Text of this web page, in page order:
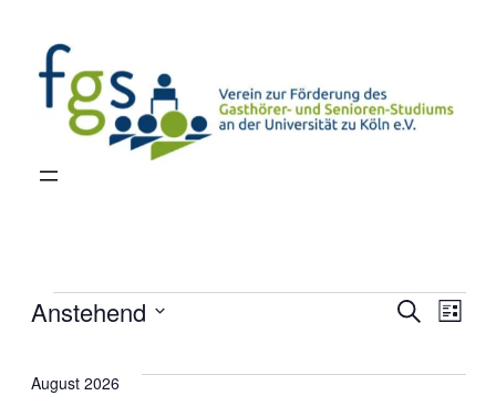
Veranstaltungen SucheListe
Anstehend
August 2026